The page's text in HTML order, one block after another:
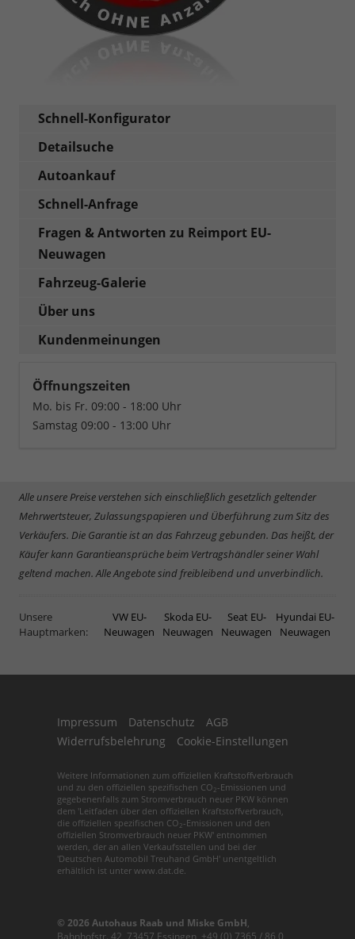
Schnell-Konfigurator
Detailsuche
Autoankauf
Schnell-Anfrage
Fragen & Antworten zu Reimport EU-
Neuwagen
Fahrzeug-Galerie
Über uns
Kundenmeinungen
Öffnungszeiten
Mo. bis Fr. 09:00 - 18:00 Uhr
Samstag 09:00 - 13:00 Uhr
Alle unsere Preise verstehen sich einschließlich gesetzlich geltender
Mehrwertsteuer, Zulassungspapieren und Überführung zum Sitz des
Verkäufers. Die Garantie ist an das Fahrzeug gebunden. Das heißt, der
Käufer kann Garantieansprüche beim Vertragshändler seiner Wahl
geltend machen. Alle Angebote sind freibleibend und unverbindlich.
Unsere
Hauptmarken:
VW EU-
Neuwagen
Skoda EU-
Neuwagen
Seat EU-
Neuwagen
Hyundai EU-
Neuwagen
Impressum Datenschutz
AGB
Widerrufsbelehrung
Cookie-Einstellungen
Weitere Informationen zum offiziellen Kraftstoffverbrauch
und zu den offiziellen spezifischen CO2 -Emissionen und
gegebenenfalls zum Stromverbrauch neuer PKW können
dem 'Leitfaden über den offiziellen Kraftstoffverbrauch,
die offiziellen spezifischen CO2 -Emissionen und den
offiziellen Stromverbrauch neuer PKW' entnommen
werden, der an allen Verkaufsstellen und bei der
'Deutschen Automobil Treuhand GmbH' unentgeltlich
erhältlich ist unter www.dat.de.
© 2026 Autohaus Raab und Miske GmbH,
Bahnhofstr. 42 73457 Essingen, +49 (0) 7365 / 86 0